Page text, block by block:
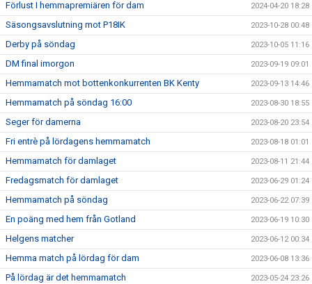
Förlust I hemmapremiären för dam 2024-04-20 18:28
Säsongsavslutning mot P18IK 2023-10-28 00:48
Derby på söndag 2023-10-05 11:16
DM final imorgon 2023-09-19 09:01
Hemmamatch mot bottenkonkurrenten BK Kenty 2023-09-13 14:46
Hemmamatch på söndag 16:00 2023-08-30 18:55
Seger för damerna 2023-08-20 23:54
Fri entrè på lördagens hemmamatch 2023-08-18 01:01
Hemmamatch för damlaget 2023-08-11 21:44
Fredagsmatch för damlaget 2023-06-29 01:24
Hemmamatch på söndag 2023-06-22 07:39
En poäng med hem från Gotland 2023-06-19 10:30
Helgens matcher 2023-06-12 00:34
Hemma match på lördag för dam 2023-06-08 13:36
På lördag är det hemmamatch 2023-05-24 23:26